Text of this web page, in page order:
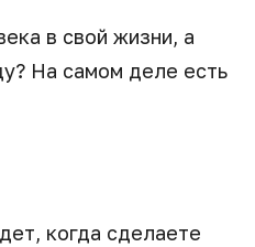
в свой жизни, а
На самом деле есть
когда сделаете